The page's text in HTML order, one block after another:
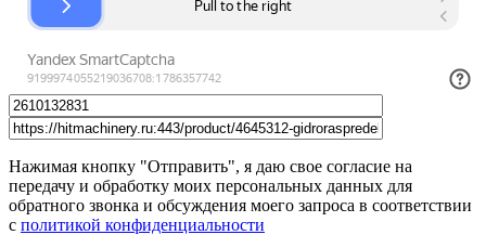
Нажимая кнопку "Отправить", я даю свое согласие на
передачу и обработку моих персональных данных для
обратного звонка и обсуждения моего запроса в соответствии
с политикой конфиденциальности